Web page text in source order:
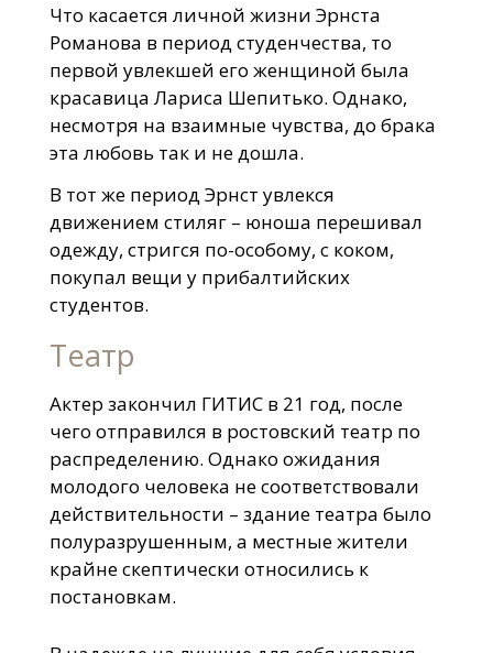
Что касается личной жизни Эрнста
Романова в период студенчества, то
первой увлекшей его женщиной была
красавица Лариса Шепитько. Однако,
несмотря на взаимные чувства, до брака
эта любовь так и не дошла.
В тот же период Эрнст увлекся
движением стиляг – юноша перешивал
одежду, стригся по-особому, с коком,
покупал вещи у прибалтийских
студентов.
Театр
Актер закончил ГИТИС в 21 год, после
чего отправился в ростовский театр по
распределению. Однако ожидания
молодого человека не соответствовали
действительности – здание театра было
полуразрушенным, а местные жители
крайне скептически относились к
постановкам.